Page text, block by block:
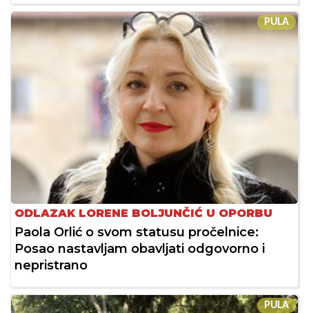
PULA
ODLAZAK LORENE BOLJUNČIĆ U OPORBU
Paola Orlić o svom statusu pročelnice:
Posao nastavljam obavljati odgovorno i
nepristrano
PULA